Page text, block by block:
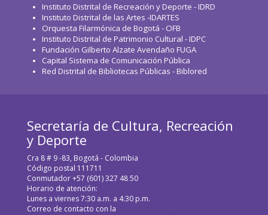
Instituto Distrital de Recreación y Deporte - IDRD
Instituto Distrital de las Artes -IDARTES
Orquesta Filarmónica de Bogotá - OFB
Instituto Distrital de Patrimonio Cultural - IDPC
Fundación Gilberto Alzate Avendaño FUGA
Capital Sistema de Comunicación Pública
Red Distrital de Bibliotecas Públicas - Biblored
Secretaría de Cultura, Recreación
y Deporte
Cra 8 # 9 -83, Bogotá - Colombia
Código postal 111711
Conmutador +57 (601) 327 48 50
Horario de atención:
Lunes a viernes 7:30 a.m. a 4:30 p.m.
Correo de contacto con la